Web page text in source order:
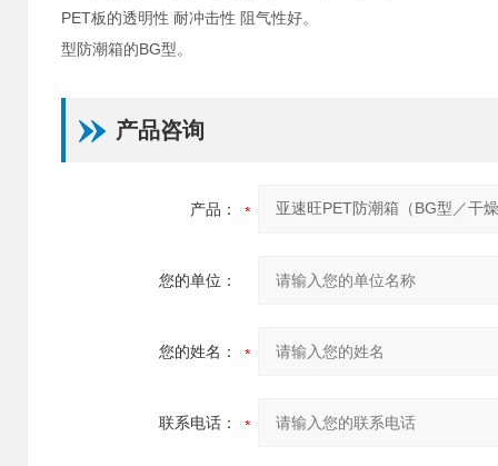
PET板的透明性 耐冲击性 阻气性好。
型防潮箱的BG型。
产品咨询
产品：
您的单位：
您的姓名：
联系电话：